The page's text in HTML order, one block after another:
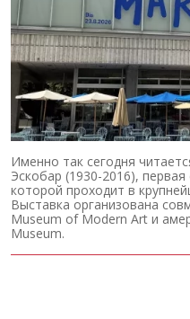
Именно так сегодня
Эскобар (1930-2016),
которой проходит в
Выставка организована
Museum of Modern Art и
Museum.